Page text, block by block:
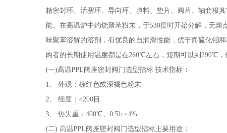
精密封环、活塞环、导向环、填料、垫片、阀片、轴套极
能。在高温炉中灼烧聚苯粉末，于530度时开始分解，无
味聚苯溶解的溶剂，有优良的自润滑性能，优于而硫化钼
两者的长期使用温度都是在260℃左右，短期可以到290℃
(一)高温PPL阀座密封阀门选型指标 技术指标：
1、 外观：棕红色或深褐色粉末
2、 细度：<200目
3、 热失重：400℃、0.5h ≤4%
(二) 高温PPL阀座密封阀门选型指标主要用途：